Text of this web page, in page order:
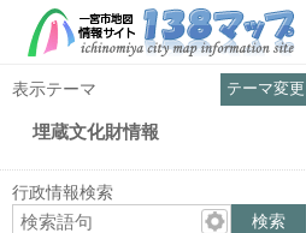
表示テーマ テーマ変更
埋蔵文化財情報
行政情報検索